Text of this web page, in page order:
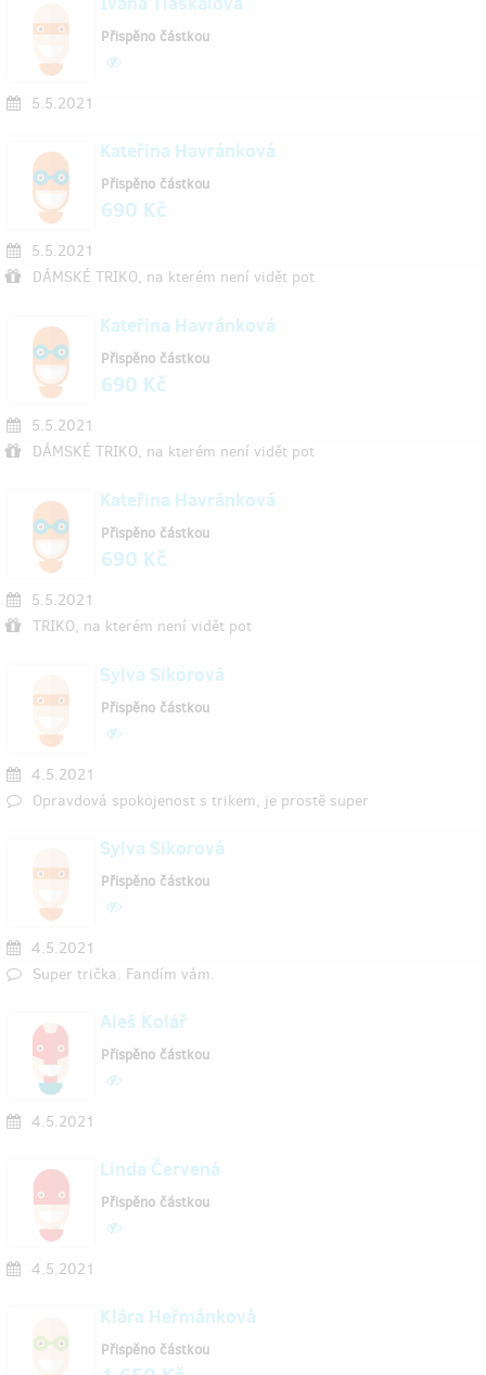
5.5.2021
Přispěno částkou
Kateřina Havránková
5.5.2021
DÁMSKÉ TRIKO, na kterém není vidět pot
Přispěno částkou
690 Kč
Kateřina Havránková
5.5.2021
DÁMSKÉ TRIKO, na kterém není vidět pot
Přispěno částkou
690 Kč
Kateřina Havránková
5.5.2021
TRIKO, na kterém není vidět pot
Přispěno částkou
690 Kč
Sylva Sikorová
4.5.2021
Opravdová spokojenost s trikem, je prostě super
Přispěno částkou
Sylva Sikorová
4.5.2021
Super trička. Fandím vám.
Přispěno částkou
Aleš Kolář
4.5.2021
Přispěno částkou
Linda Červená
4.5.2021
Přispěno částkou
Klára Heřmánková
Přispěno částkou